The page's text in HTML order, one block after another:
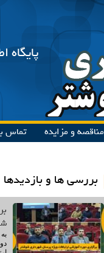
پایگاه
مناقصه و مزایده تماس
بررسی ها و بازدیدها